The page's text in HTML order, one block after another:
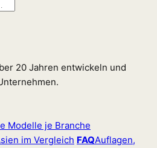
20 Jahren entwickeln und
Modelle je Branche
im Vergleich FAQAuflagen,